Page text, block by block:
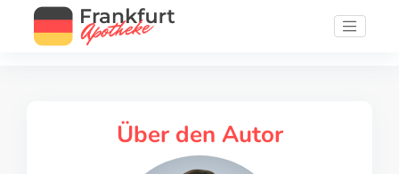
Über den Autor